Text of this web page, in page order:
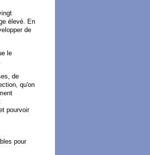
élevé. En
de
le
de
qu'on
pourvoir
pour